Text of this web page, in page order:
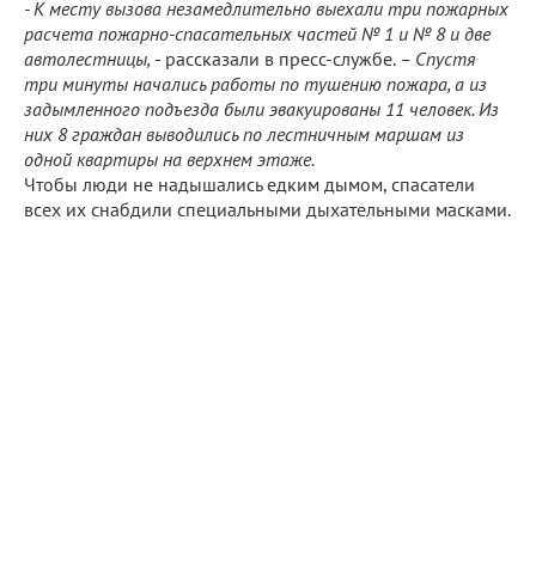
- К месту вызова незамедлительно выехали три пожарных
расчета пожарно-спасательных частей № 1 и № 8 и две
автолестницы, - рассказали в пресс-службе. – Спустя
три минуты начались работы по тушению пожара, а из
задымленного подъезда были эвакуированы 11 человек. Из
них 8 граждан выводились по лестничным маршам из
одной квартиры на верхнем этаже.
Чтобы люди не надышались едким дымом, спасатели
всех их снабдили специальными дыхательными масками.